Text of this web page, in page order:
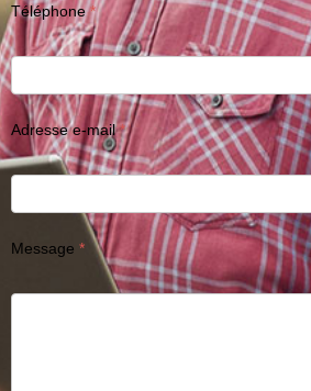
Téléphone
Adresse e-mail
Message